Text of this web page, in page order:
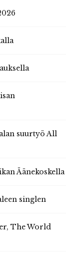
suurtyö All
Äänekoskella
singlen
The World